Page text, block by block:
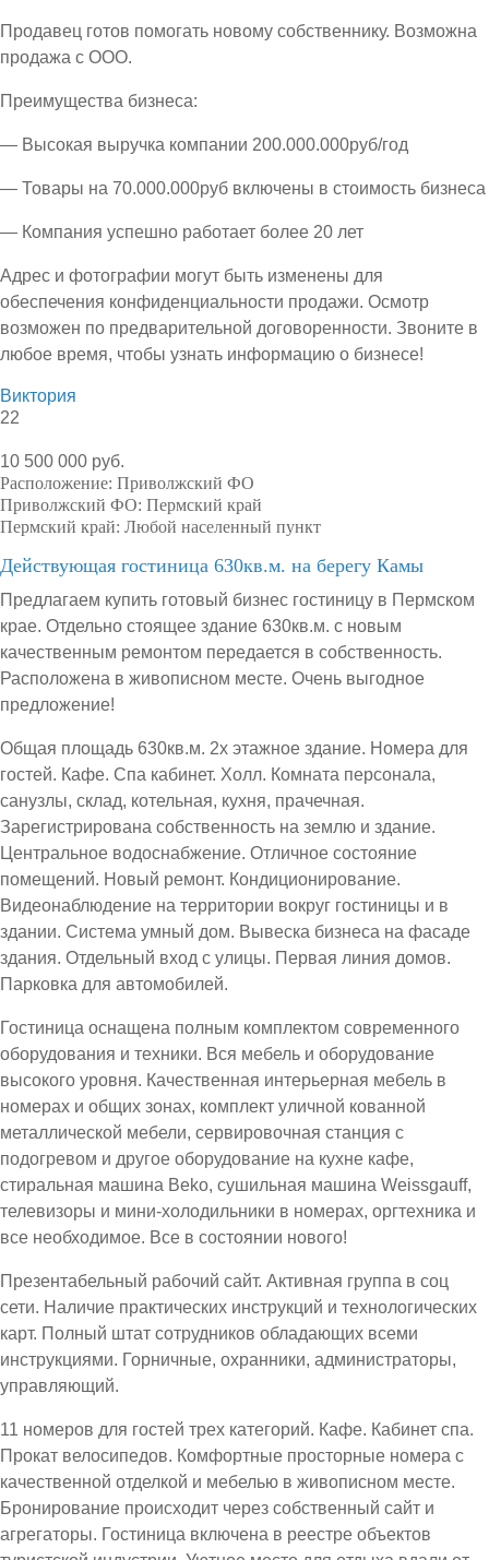
Продавец готов помогать новому собственнику. Возможна
продажа с ООО.
Преимущества бизнеса:
— Высокая выручка компании 200.000.000руб/год
— Товары на 70.000.000руб включены в стоимость бизнеса
— Компания успешно работает более 20 лет
Адрес и фотографии могут быть изменены для
обеспечения конфиденциальности продажи. Осмотр
возможен по предварительной договоренности. Звоните в
любое время, чтобы узнать информацию о бизнесе!
Виктория
22
10 500 000 руб.
Расположение: Приволжский ФО
Приволжский ФО: Пермский край
Пермский край: Любой населенный пункт
Действующая гостиница 630кв.м. на берегу Камы
Предлагаем купить готовый бизнес гостиницу в Пермском
крае. Отдельно стоящее здание 630кв.м. с новым
качественным ремонтом передается в собственность.
Расположена в живописном месте. Очень выгодное
предложение!
Общая площадь 630кв.м. 2х этажное здание. Номера для
гостей. Кафе. Спа кабинет. Холл. Комната персонала,
санузлы, склад, котельная, кухня, прачечная.
Зарегистрирована собственность на землю и здание.
Центральное водоснабжение. Отличное состояние
помещений. Новый ремонт. Кондиционирование.
Видеонаблюдение на территории вокруг гостиницы и в
здании. Система умный дом. Вывеска бизнеса на фасаде
здания. Отдельный вход с улицы. Первая линия домов.
Парковка для автомобилей.
Гостиница оснащена полным комплектом современного
оборудования и техники. Вся мебель и оборудование
высокого уровня. Качественная интерьерная мебель в
номерах и общих зонах, комплект уличной кованной
металлической мебели, сервировочная станция с
подогревом и другое оборудование на кухне кафе,
стиральная машина Beko, сушильная машина Weissgauff,
телевизоры и мини-холодильники в номерах, оргтехника и
все необходимое. Все в состоянии нового!
Презентабельный рабочий сайт. Активная группа в соц
сети. Наличие практических инструкций и технологических
карт. Полный штат сотрудников обладающих всеми
инструкциями. Горничные, охранники, администраторы,
управляющий.
11 номеров для гостей трех категорий. Кафе. Кабинет спа.
Прокат велосипедов. Комфортные просторные номера с
качественной отделкой и мебелью в живописном месте.
Бронирование происходит через собственный сайт и
агрегаторы. Гостиница включена в реестре объектов